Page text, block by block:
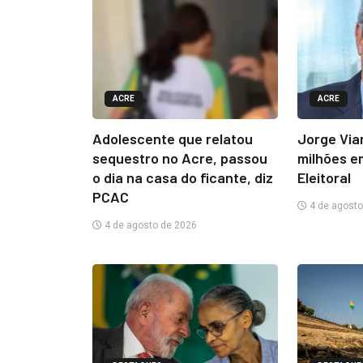
ACRE
Adolescente que relatou
sequestro no Acre, passou
o dia na casa do ficante, diz
PCAC
4 de agosto de 2026
ACRE
Jorge
milhões
Eleitoral
4 de